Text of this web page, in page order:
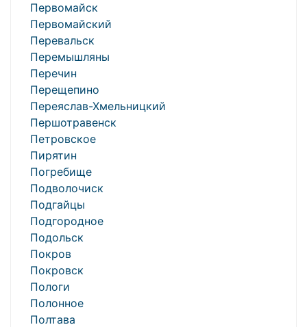
Первомайск
Первомайский
Перевальск
Перемышляны
Перечин
Перещепино
Переяслав-Хмельницкий
Першотравенск
Петровское
Пирятин
Погребище
Подволочиск
Подгайцы
Подгородное
Подольск
Покров
Покровск
Пологи
Полонное
Полтава